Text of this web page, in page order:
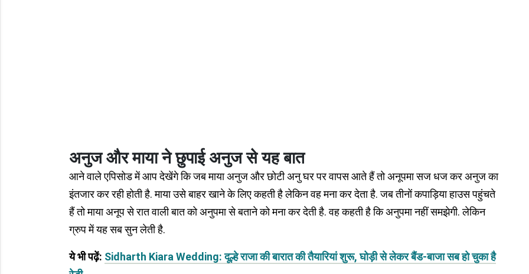
अनुज और माया ने छुपाई अनुज से यह बात
आने वाले एपिसोड में आप देखेंगे कि जब माया अनुज और छोटी अनु घर पर वापस आते हैं तो अनूपमा सज धज कर अनुज का
इंतजार कर रही होती है. माया उसे बाहर खाने के लिए कहती है लेकिन वह मना कर देता है. जब तीनों कपाड़िया हाउस पहुंचते
हैं तो माया अनूप से रात वाली बात को अनुपमा से बताने को मना कर देती है. वह कहती है कि अनुपमा नहीं समझेगी. लेकिन
ग्रुप में यह सब सुन लेती है.
ये भी पढ़ें: Sidharth Kiara Wedding: दूल्हे राजा की बारात की तैयारियां शुरू, घोड़ी से लेकर बैंड-बाजा सब हो चुका है